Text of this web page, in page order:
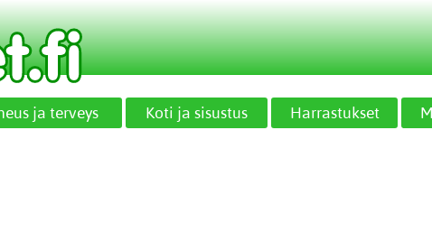
ja terveys Koti ja sisustus Harrastukset